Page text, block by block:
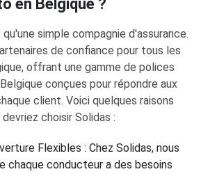
en Belgique ?
simple compagnie d'assurance.
de confiance pour tous les
offrant une gamme de polices
conçues pour répondre aux
client. Voici quelques raisons
choisir Solidas :
Flexibles : Chez Solidas, nous
chaque conducteur a des besoins